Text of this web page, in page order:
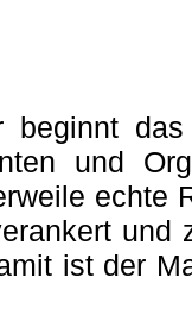
beginnt
und
echte
und
ist der